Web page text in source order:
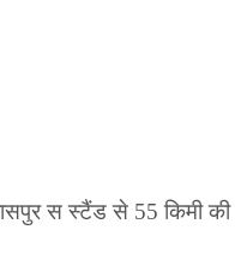
स स्टैंड से 55 किमी की